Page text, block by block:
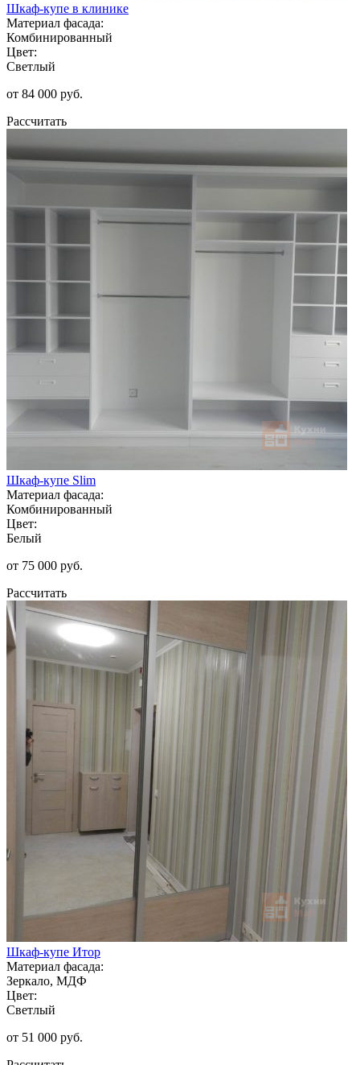
Шкаф-купе в клинике
Материал фасада:
Комбинированный
Цвет:
Светлый
от 84 000 руб.
Рассчитать
Шкаф-купе Slim
Материал фасада:
Комбинированный
Цвет:
Белый
от 75 000 руб.
Рассчитать
Шкаф-купе Итор
Материал фасада:
Зеркало, МДФ
Цвет:
Светлый
от 51 000 руб.